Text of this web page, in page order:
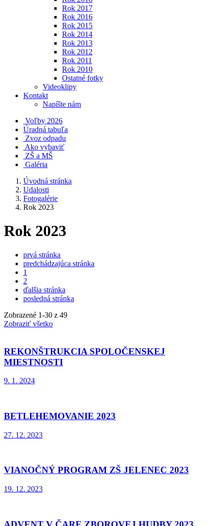
Rok 2017
Rok 2016
Rok 2015
Rok 2014
Rok 2013
Rok 2012
Rok 2011
Rok 2010
Ostatné fotky
Videoklipy
Kontakt
Napíšte nám
Voľby 2026
Úradná tabuľa
Zvoz odpadu
Ako vybaviť
ZŠ a MŠ
Galéria
Úvodná stránka
Udalosti
Fotogalérie
Rok 2023
Rok 2023
prvá stránka
predchádzajúca stránka
1
2
ďalšia stránka
posledná stránka
Zobrazené 1-30 z 49
Zobraziť všetko
REKONŠTRUKCIA SPOLOČENSKEJ
MIESTNOSTI
9. 1. 2024
BETLEHEMOVANIE 2023
27. 12. 2023
VIANOČNÝ PROGRAM ZŠ JELENEC 2023
19. 12. 2023